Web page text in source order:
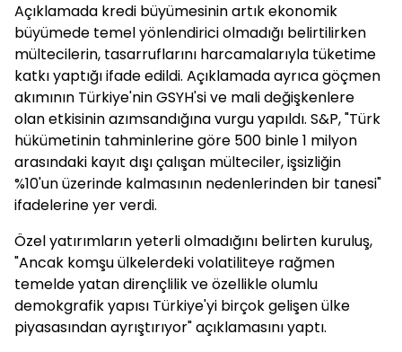
Açıklamada kredi büyümesinin artık ekonomik
büyümede temel yönlendirici olmadığı belirtilirken
mültecilerin, tasarruflarını harcamalarıyla tüketime
katkı yaptığı ifade edildi. Açıklamada ayrıca göçmen
akımının Türkiye'nin GSYH'si ve mali değişkenlere
olan etkisinin azımsandığına vurgu yapıldı. S&P, "Türk
hükümetinin tahminlerine göre 500 binle 1 milyon
arasındaki kayıt dışı çalışan mülteciler, işsizliğin
%10'un üzerinde kalmasının nedenlerinden bir tanesi"
ifadelerine yer verdi.
Özel yatırımların yeterli olmadığını belirten kuruluş,
"Ancak komşu ülkelerdeki volatiliteye rağmen
temelde yatan dirençlilik ve özellikle olumlu
demokgrafik yapısı Türkiye'yi birçok gelişen ülke
piyasasından ayrıştırıyor" açıklamasını yaptı.